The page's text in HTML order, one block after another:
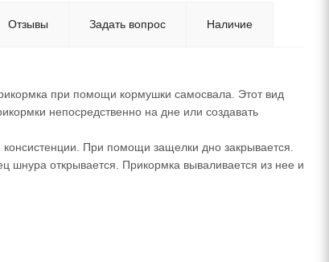
Отзывы Задать вопрос Наличие
при помощи кормушки самосвала. Этот вид
непосредственно на дне или создавать
При помощи защелки дно закрывается.
шнура открывается. Прикормка вываливается из нее и